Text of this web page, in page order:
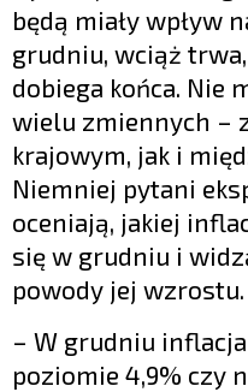
będą miały wpływ
grudniu, wciąż
dobiega końca. Nie
wielu zmiennych –
krajowym, jak i
Niemniej pytani
oceniają, jakiej
się w grudniu i
powody jej wzrostu.
– W grudniu
poziomie 4,9% czy